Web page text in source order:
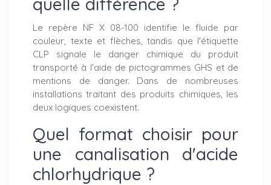
Le repère NF X 08-100 identifie le fluide par
couleur, texte et flèches, tandis que l'étiquette
CLP signale le danger chimique du produit
transporté à l'aide de pictogrammes GHS et de
mentions de danger. Dans de nombreuses
installations traitant des produits chimiques, les
deux logiques coexistent.
Quel format choisir pour
une canalisation d'acide
chlorhydrique ?